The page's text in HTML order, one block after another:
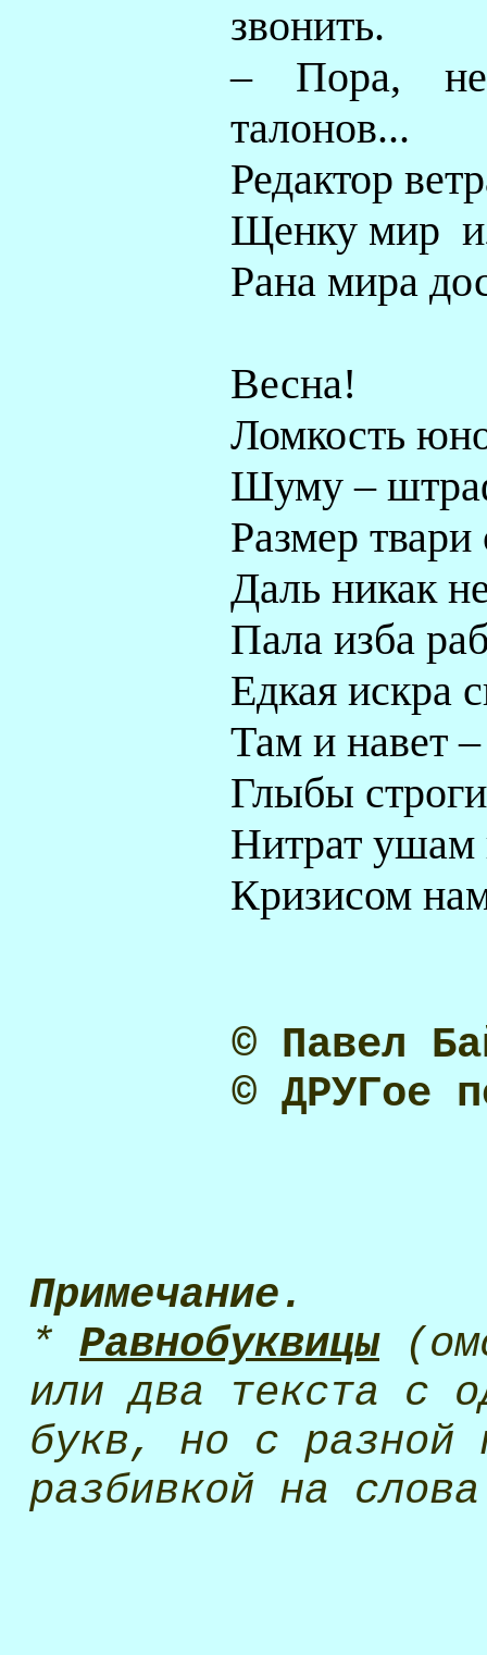
звонить.
– Пора, не
талонов...
Редактор
Щенку мир
Рана мира
Весна!
Ломкость
Шуму –
Размер твари
Даль никак
Пала изба
Едкая искра
Там и навет
Глыбы
Нитрат
Кризисом
© Павел
© ДРУГое
Примечание.
* Равнобуквицы
или два текста с
букв, но с разной
разбивкой на